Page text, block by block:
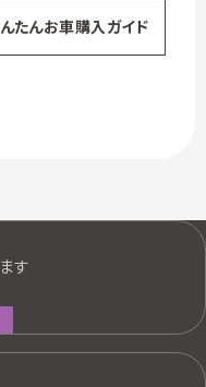
たんお車購入ガイド
す